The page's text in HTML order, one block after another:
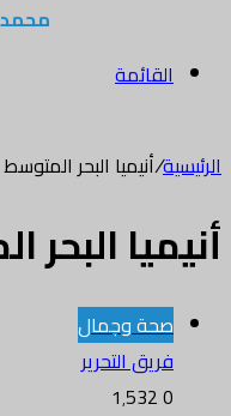
القائمة
الرئيسية/أنيميا البحر المتوسط
أنيميا
صحة وجمال
فريق التحرير
0